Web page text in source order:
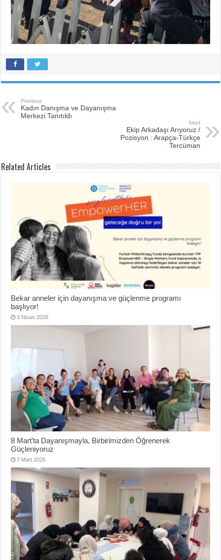
Previous
Kadın Danışma ve Dayanışma
Merkezi Tanıtıldı
Next
Ekip Arkadaşı Arıyoruz /
Pozisyon : Arapça-Türkçe
Tercüman
Related Articles
Bekar anneler için dayanışma ve güçlenme programı
başlıyor!
3 Nisan 2026
8 Mart’ta Dayanışmayla, Birbirimizden Öğrenerek
Güçleniyoruz
7 Mart 2026